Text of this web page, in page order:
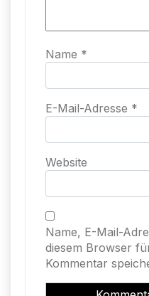
Name *
E-Mail-Adresse *
Website
Name, E-Mail-
diesem Browser
Kommentar